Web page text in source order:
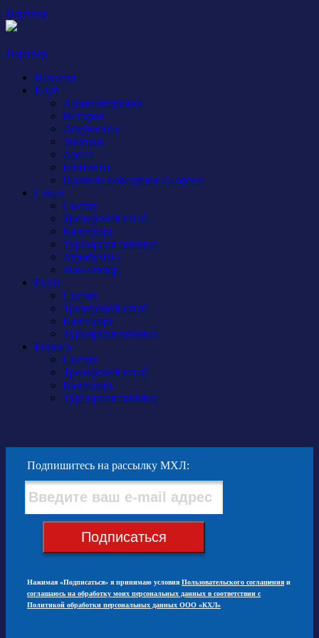
Партнер
Партнер
Новости
Клуб
Администрация
История
Документы
Закупки
Арена
Контакты
Правила поведения на арене
Сокол
Состав
Тренерский штаб
Календарь
Турнирная таблица
Атрибутика
Фан-сектор
Рыси
Состав
Тренерский штаб
Календарь
Турнирная таблица
Бирюса
Состав
Тренерский штаб
Календарь
Турнирная таблица
Подпишитесь на рассылку МХЛ:
Подписаться
Нажимая «Подписаться» я принимаю условия Пользовательского соглашения и
соглашаюсь на обработку моих персональных данных в соответствии с
Политикой обработки персональных данных ООО «КХЛ»